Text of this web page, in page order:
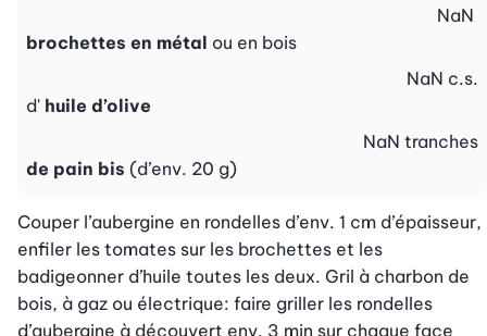
brochettes en métal ou en bois
NaN
d' huile d’olive
NaN c.s.
de pain bis (d’env. 20 g)
NaN tranches
Couper l’aubergine en rondelles d’env. 1 cm d’épaisseur,
enfiler les tomates sur les brochettes et les
badigeonner d’huile toutes les deux. Gril à charbon de
bois, à gaz ou électrique: faire griller les rondelles
d’aubergine à découvert env. 3 min sur chaque face